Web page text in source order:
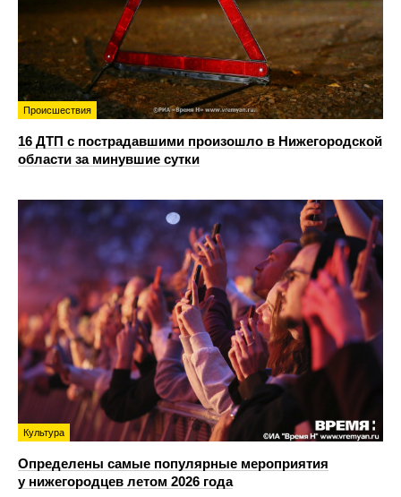
Происшествия
16 ДТП с пострадавшими произошло в Нижегородской
области за минувшие сутки
Культура
Определены самые популярные мероприятия
у нижегородцев летом 2026 года